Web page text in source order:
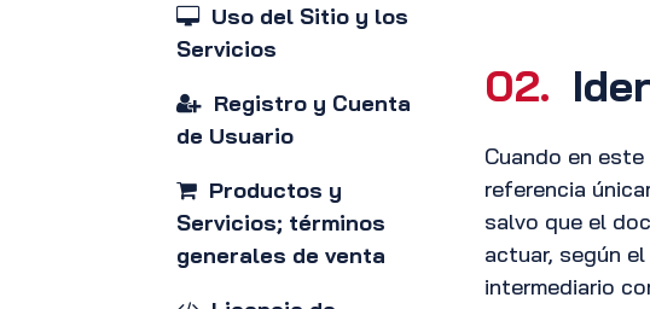
Uso del Sitio y los
Servicios
Registro y Cuenta
de Usuario
Productos y
Servicios; términos
generales de venta
02.
Cuando en
referencia
salvo que el
actuar, según
intermediario